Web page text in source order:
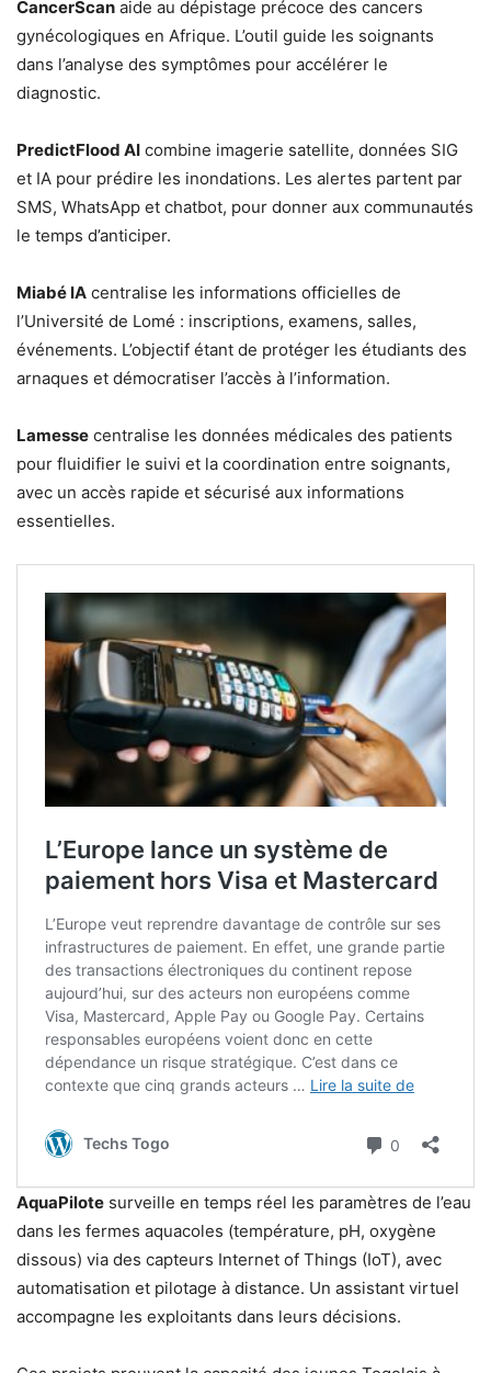
CancerScan aide au dépistage précoce des cancers
gynécologiques en Afrique. L’outil guide les soignants
dans l’analyse des symptômes pour accélérer le
diagnostic.
PredictFlood AI combine imagerie satellite, données SIG
et IA pour prédire les inondations. Les alertes partent par
SMS, WhatsApp et chatbot, pour donner aux communautés
le temps d’anticiper.
Miabé IA centralise les informations officielles de
l’Université de Lomé : inscriptions, examens, salles,
événements. L’objectif étant de protéger les étudiants des
arnaques et démocratiser l’accès à l’information.
Lamesse centralise les données médicales des patients
pour fluidifier le suivi et la coordination entre soignants,
avec un accès rapide et sécurisé aux informations
essentielles.
AquaPilote surveille en temps réel les paramètres de l’eau
dans les fermes aquacoles (température, pH, oxygène
dissous) via des capteurs Internet of Things (IoT), avec
automatisation et pilotage à distance. Un assistant virtuel
accompagne les exploitants dans leurs décisions.